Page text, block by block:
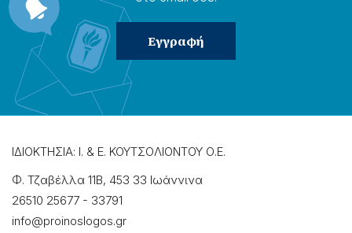
ΙΔΙΟΚΤΗΣΙΑ: Ι. & Ε. ΚΟΥΤΣΟΛΙΟΝΤΟΥ Ο.Ε.
Φ. Τζαβέλλα 11Β, 453 33 Ιωάννɩνα
26510 25677 - 33791
info@proinoslogos.gr